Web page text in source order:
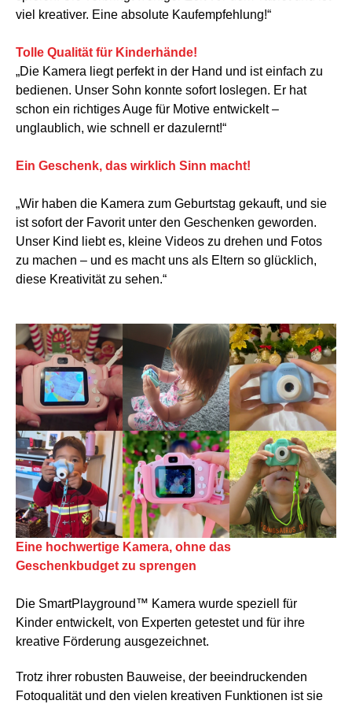
viel kreativer. Eine absolute Kaufempfehlung!“
Tolle Qualität für Kinderhände!
„Die Kamera liegt perfekt in der Hand und ist einfach zu
bedienen. Unser Sohn konnte sofort loslegen. Er hat
schon ein richtiges Auge für Motive entwickelt –
unglaublich, wie schnell er dazulernt!“
Ein Geschenk, das wirklich Sinn macht!
„Wir haben die Kamera zum Geburtstag gekauft, und sie
ist sofort der Favorit unter den Geschenken geworden.
Unser Kind liebt es, kleine Videos zu drehen und Fotos
zu machen – und es macht uns als Eltern so glücklich,
diese Kreativität zu sehen.“
Eine hochwertige Kamera, ohne das
Geschenkbudget zu sprengen
Die SmartPlayground™ Kamera wurde speziell für
Kinder entwickelt, von Experten getestet und für ihre
kreative Förderung ausgezeichnet.
Trotz ihrer robusten Bauweise, der beeindruckenden
Fotoqualität und den vielen kreativen Funktionen ist sie